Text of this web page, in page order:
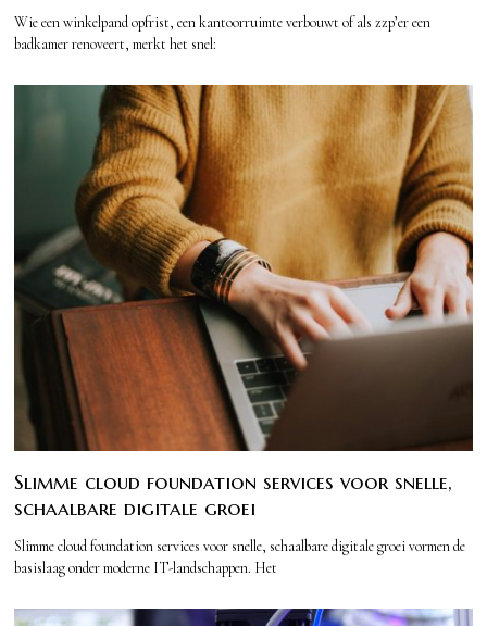
Wie een winkelpand opfrist, een kantoorruimte verbouwt of als zzp’er een
badkamer renoveert, merkt het snel:
Slimme cloud foundation services voor snelle,
schaalbare digitale groei
Slimme cloud foundation services voor snelle, schaalbare digitale groei vormen de
basislaag onder moderne IT-landschappen. Het